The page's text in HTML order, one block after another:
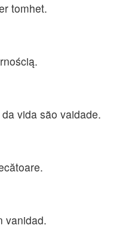
tomhet.
vida são vaidade.
vanidad.